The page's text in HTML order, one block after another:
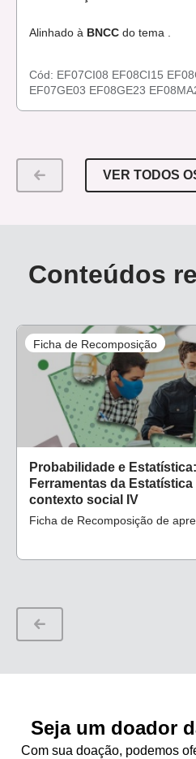
Alinhado à BNCC do tema .
Cód: EF07CI08 EF08CI15
EF07GE03 EF08GE23
VER TODOS
Conteúdos
Ficha de Recomposição
Probabilidade e Estatística:
Ferramentas da
contexto social IV
Ficha de Recomposição de
Seja um doador
Com sua doação, podemos